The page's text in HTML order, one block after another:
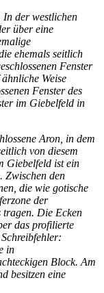
der westlichen
über eine
ehemals seitlich
Fenster
Weise
Fenster des
im Giebelfeld in
Aron, in dem
von diesem
Giebelfeld ist ein
Zwischen den
die wie gotische
der
tragen. Die Ecken
das profilierte
in
Block. Am
besitzen eine